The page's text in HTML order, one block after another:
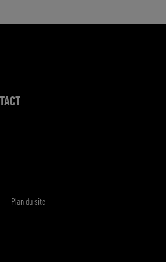
Plan du site